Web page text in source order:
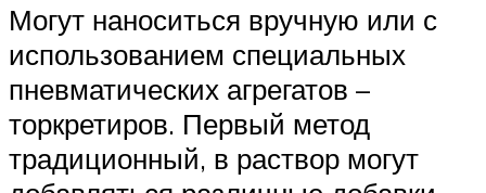
Могут наноситься вручную или с
использованием специальных
пневматических агрегатов –
торкретиров. Первый метод
традиционный, в раствор могут